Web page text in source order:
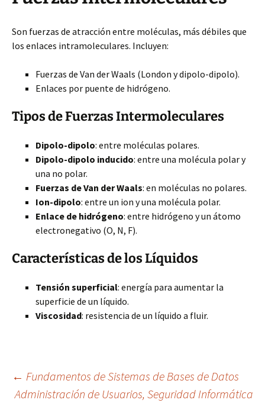
Son fuerzas de atracción entre moléculas, más débiles que
los enlaces intramoleculares. Incluyen:
Fuerzas de Van der Waals (London y dipolo-dipolo).
Enlaces por puente de hidrógeno.
Tipos de Fuerzas Intermoleculares
Dipolo-dipolo: entre moléculas polares.
Dipolo-dipolo inducido: entre una molécula polar y
una no polar.
Fuerzas de Van der Waals: en moléculas no polares.
Ion-dipolo: entre un ion y una molécula polar.
Enlace de hidrógeno: entre hidrógeno y un átomo
electronegativo (O, N, F).
Características de los Líquidos
Tensión superficial: energía para aumentar la
superficie de un líquido.
Viscosidad: resistencia de un líquido a fluir.
Navegación
← Fundamentos de Sistemas de Bases de Datos
Administración de Usuarios, Seguridad Informática